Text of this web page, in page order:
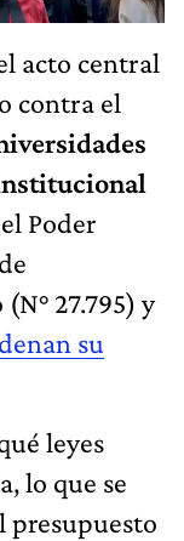
acto central
contra el
Poder
27.795) y
su
leyes
lo que se
presupuesto